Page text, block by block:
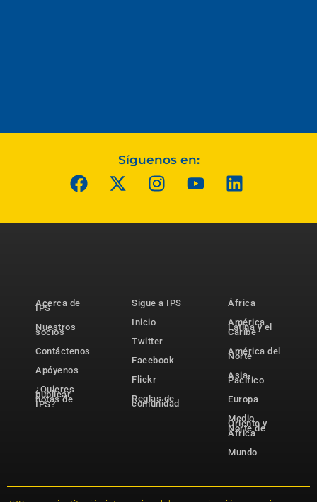
Síguenos en:
Acerca de
IPS
Nuestros
socios
Contáctenos
Apóyenos
¿Quieres
publicar
notas de
IPS?
Sigue a IPS
Inicio
Twitter
Facebook
Flickr
Reglas de
comunidad
África
América
Latina y el
Caribe
América del
Norte
Asia-
Pacífico
Europa
Medio
Oriente y
Norte de
África
Mundo